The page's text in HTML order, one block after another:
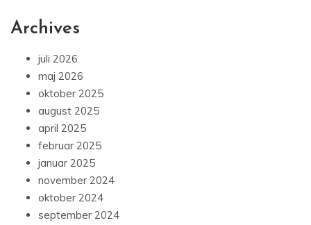
Archives
juli 2026
maj 2026
oktober 2025
august 2025
april 2025
februar 2025
januar 2025
november 2024
oktober 2024
september 2024